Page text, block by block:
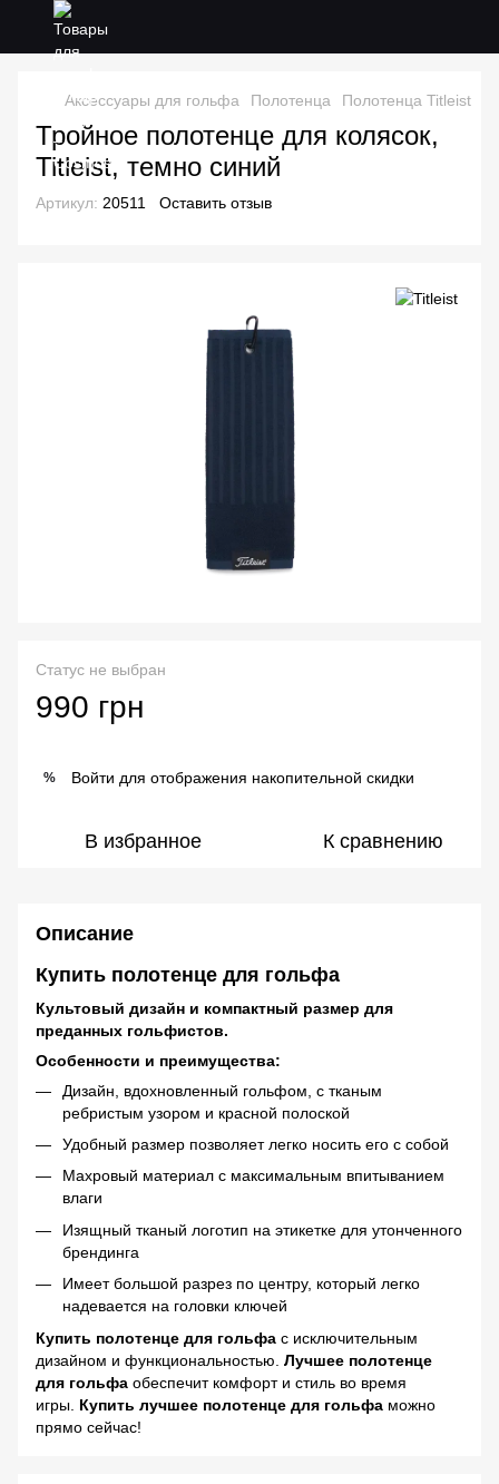
Аксессуары для гольфа Полотенца Полотенца Titleist
Тройное полотенце для колясок,
Titleist, темно синий
Артикул: 20511 Оставить отзыв
Статус не выбран
990 грн
% Войти для отображения накопительной скидки
В избранное К сравнению
Описание
Купить полотенце для гольфа
Культовый дизайн и компактный размер для
преданных гольфистов.
Особенности и преимущества:
Дизайн, вдохновленный гольфом, с тканым
ребристым узором и красной полоской
Удобный размер позволяет легко носить его с собой
Махровый материал с максимальным впитыванием
влаги
Изящный тканый логотип на этикетке для утонченного
брендинга
Имеет большой разрез по центру, который легко
надевается на головки ключей
Купить полотенце для гольфа с исключительным
дизайном и функциональностью. Лучшее полотенце
для гольфа обеспечит комфорт и стиль во время
игры. Купить лучшее полотенце для гольфа можно
прямо сейчас!